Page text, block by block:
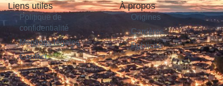
Liens utiles
Politique de
confidentialité
Mentions légales
Contact
À propos
Origines
Carrières
Publicité